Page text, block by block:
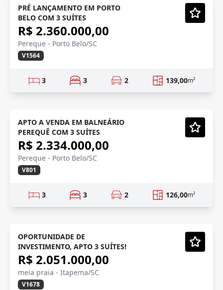
PRÉ LANÇAMENTO
Vídeo
Em Construção
PRÉ LANÇAMENTO EM PORTO
BELO COM 3 SUÍTES
R$ 2.360.000,00
Pereque - Porto Belo/SC
V1564
3 3 2 139,00m²
PRÉ LANÇAMENTO
Vídeo
Em Construção
APTO A VENDA EM BALNEÁRIO
PEREQUÊ COM 3 SUÍTES
R$ 2.334.000,00
Pereque - Porto Belo/SC
V801
3 3 2 126,00m²
INVESTIMENTO
Vídeo
Em Construção
OPORTUNIDADE DE
INVESTIMENTO, APTO 3 SUÍTES!
R$ 2.051.000,00
meia praia - Itapema/SC
V1678